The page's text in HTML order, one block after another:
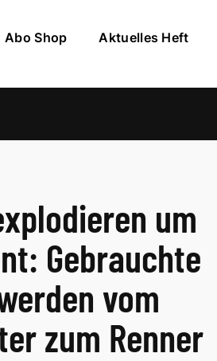
Abo Shop Aktuelles Heft
um
Gebrauchte
vom
zum Renner